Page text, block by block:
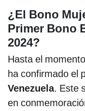
¿El Bono
Primer Bono
2024?
Hasta el
ha confirmado el
Venezuela. Este
en